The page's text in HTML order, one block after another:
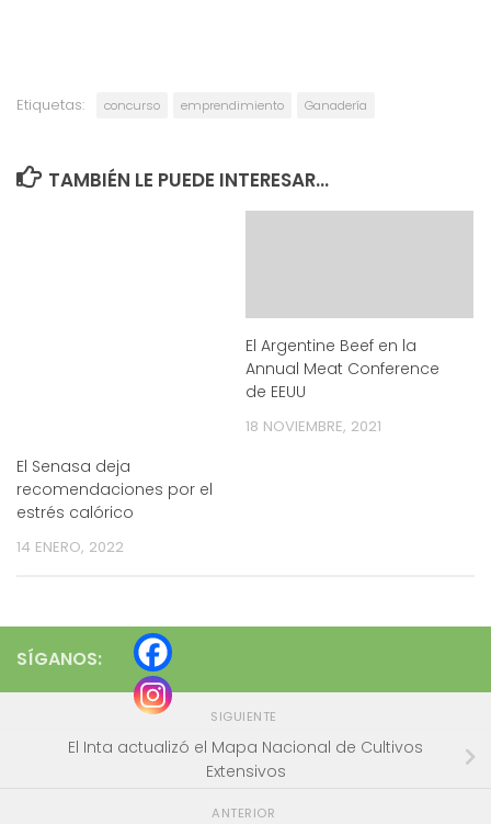
Etiquetas: concurso emprendimiento Ganadería
TAMBIÉN LE PUEDE INTERESAR...
El Senasa deja
recomendaciones por el
estrés calórico
14 ENERO, 2022
El Argentine Beef en la
Annual Meat Conference
de EEUU
18 NOVIEMBRE, 2021
SÍGANOS:
SIGUIENTE
El Inta actualizó el Mapa Nacional de Cultivos
Extensivos
ANTERIOR